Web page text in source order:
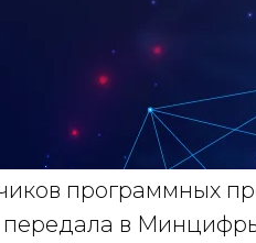
программных
передала в